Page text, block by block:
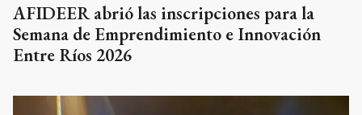
AFIDEER abrió las inscripciones para la
Semana de Emprendimiento e Innovación
Entre Ríos 2026